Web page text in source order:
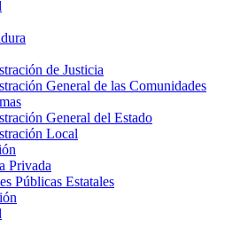
de Justicia
General de las Comunidades
General del Estado
Local
Privada
Públicas Estatales